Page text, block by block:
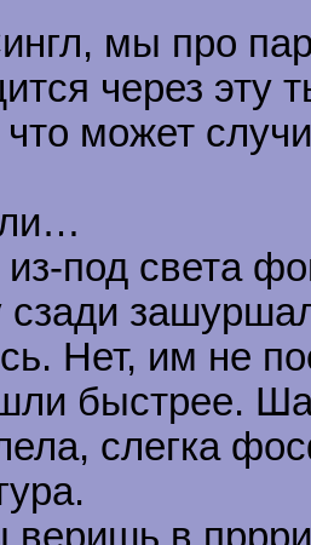
мы про
через
может
под света
сзади
Нет, им не
быстрее.
слегка